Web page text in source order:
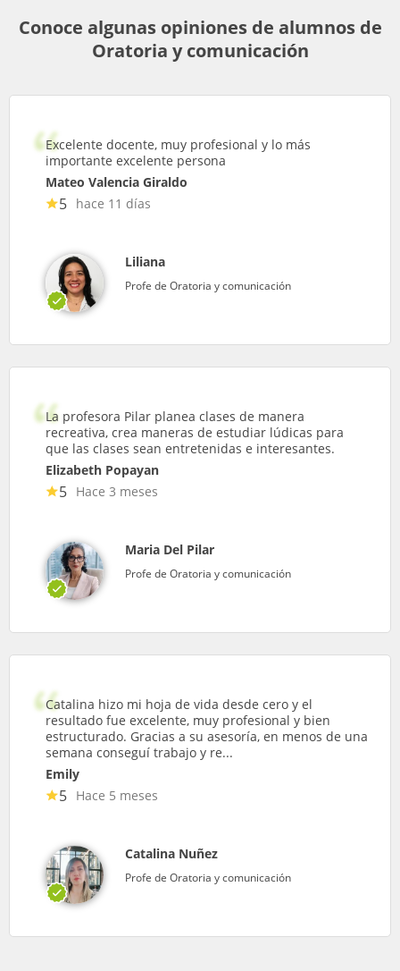
Conoce algunas opiniones de alumnos de
Oratoria y comunicación
Excelente docente, muy profesional y lo más
importante excelente persona
Mateo Valencia Giraldo
5 hace 11 días
Liliana
Profe de Oratoria y comunicación
La profesora Pilar planea clases de manera
recreativa, crea maneras de estudiar lúdicas para
que las clases sean entretenidas e interesantes.
Elizabeth Popayan
5 Hace 3 meses
Maria Del Pilar
Profe de Oratoria y comunicación
Catalina hizo mi hoja de vida desde cero y el
resultado fue excelente, muy profesional y bien
estructurado. Gracias a su asesoría, en menos de una
semana conseguí trabajo y re...
Emily
5 Hace 5 meses
Catalina Nuñez
Profe de Oratoria y comunicación